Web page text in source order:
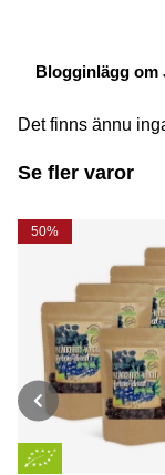
Blogginlägg om
Det finns ännu
Se fler varor
50%